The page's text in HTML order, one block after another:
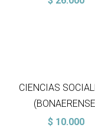
CIENCIAS
$ 10.000